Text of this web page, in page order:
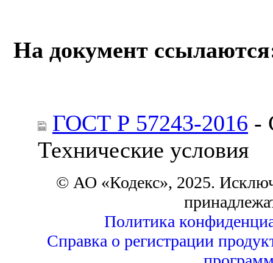
На документ
ГОСТ Р 57243-2016 -
Технические условия
© АО «Кодекс», 2025.
Политика
Справка о регистрации